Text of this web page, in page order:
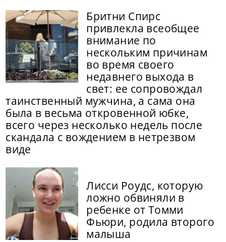
Бритни Спирс
привлекла всеобщее
внимание по
нескольким причинам
во время своего
недавнего выхода в
свет: ее сопровождал
таинственный мужчина, а сама она
была в весьма откровенной юбке,
всего через несколько недель после
скандала с вождением в нетрезвом
виде
Лисси Роудс, которую
ложно обвиняли в
ребенке от Томми
Фьюри, родила второго
малыша